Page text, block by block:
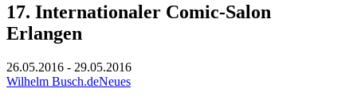
17. Internationaler Comic-Salon
Erlangen
26.05.2016 - 29.05.2016
Wilhelm Busch.deNeues